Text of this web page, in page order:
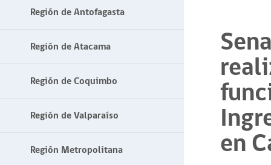
Región de Antofagasta
Región de Atacama
Región de Coquimbo
Región de Valparaíso
Región Metropolitana en